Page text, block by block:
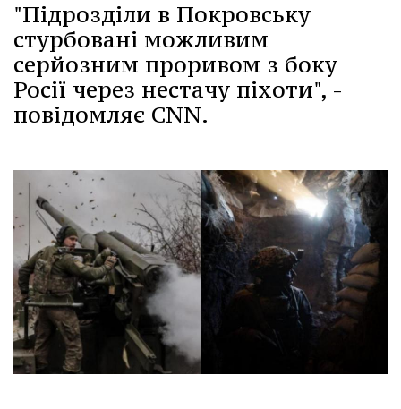
"Підрозділи в Покровську
стурбовані можливим
серйозним проривом з боку
Росії через нестачу піхоти", -
повідомляє CNN.